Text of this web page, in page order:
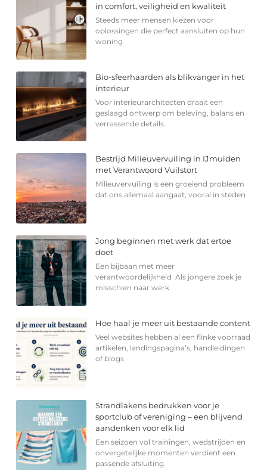
in comfort, veiligheid en kwaliteit
Steeds meer mensen kiezen voor
oplossingen die perfect aansluiten op hun
woning
Bio-sfeerhaarden als blikvanger in het
interieur
Voor interieurarchitecten draait een
geslaagd ontwerp om beleving, balans en
verrassende details.
Bestrijd Milieuvervuiling in IJmuiden
met Verantwoord Vuilstort
Milieuvervuiling is een groeiend probleem
dat ons allemaal aangaat, vooral in steden
Jong beginnen met werk dat ertoe
doet
Een bijbaan met meer
verantwoordelijkheid Als jongere zoek je
misschien naar werk
Hoe haal je meer uit bestaande content
Veel websites hebben al een flinke voorraad
artikelen, landingspagina’s, handleidingen
of blogs
Strandlakens bedrukken voor je
sportclub of vereniging – een blijvend
aandenken voor elk lid
Een seizoen vol trainingen, wedstrijden en
onvergetelijke momenten verdient een
passende afsluiting.